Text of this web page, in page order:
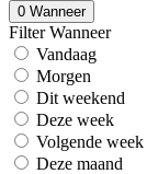
0 Wanneer
Filter Wanneer
Vandaag
Morgen
Dit weekend
Deze week
Volgende week
Deze maand